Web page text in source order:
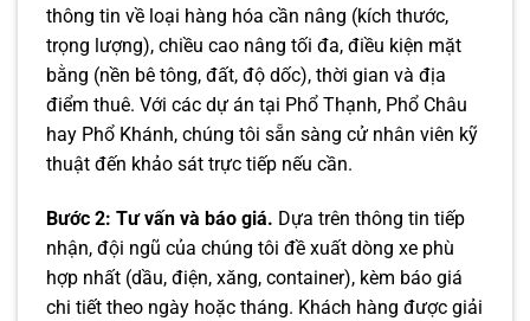
thông tin về loại hàng hóa cần nâng (kích thước,
trọng lượng), chiều cao nâng tối đa, điều kiện mặt
bằng (nền bê tông, đất, độ dốc), thời gian và địa
điểm thuê. Với các dự án tại Phổ Thạnh, Phổ Châu
hay Phổ Khánh, chúng tôi sẵn sàng cử nhân viên kỹ
thuật đến khảo sát trực tiếp nếu cần.
Bước 2: Tư vấn và báo giá. Dựa trên thông tin tiếp
nhận, đội ngũ của chúng tôi đề xuất dòng xe phù
hợp nhất (dầu, điện, xăng, container), kèm báo giá
chi tiết theo ngày hoặc tháng. Khách hàng được giải